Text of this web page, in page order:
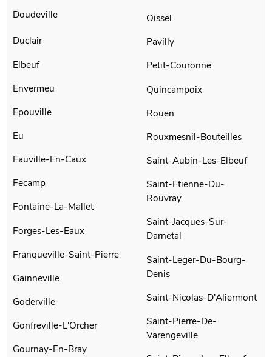
Doudeville
Duclair
Elbeuf
Envermeu
Epouville
Eu
Fauville-En-Caux
Fecamp
Fontaine-La-Mallet
Forges-Les-Eaux
Franqueville-Saint-Pierre
Gainneville
Goderville
Gonfreville-L'Orcher
Gournay-En-Bray
Oissel
Pavilly
Petit-Couronne
Quincampoix
Rouen
Rouxmesnil-Bouteilles
Saint-Aubin-Les-Elbeuf
Saint-Etienne-Du-
Rouvray
Saint-Jacques-Sur-
Darnetal
Saint-Leger-Du-Bourg-
Denis
Saint-Nicolas-D'Aliermont
Saint-Pierre-De-
Varengeville